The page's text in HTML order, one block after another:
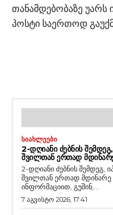
თანამდებობაზე უარს
პოსტი საერთოდ
ᲡᲘᲐᲮᲚᲔᲔᲑᲘ
2-ᲓᲦᲘᲐᲜᲘ ᲫᲔᲑᲜᲘᲡ
ᲨᲕᲘᲚᲗᲐᲜ ᲔᲠᲗᲐᲓ
2-დღიანი ძებნის შემდეგ,
შვილთან ერთად მდინარე
ინფორმაციით, გუშინ,...
7 აგვისტო 2026, 17:41